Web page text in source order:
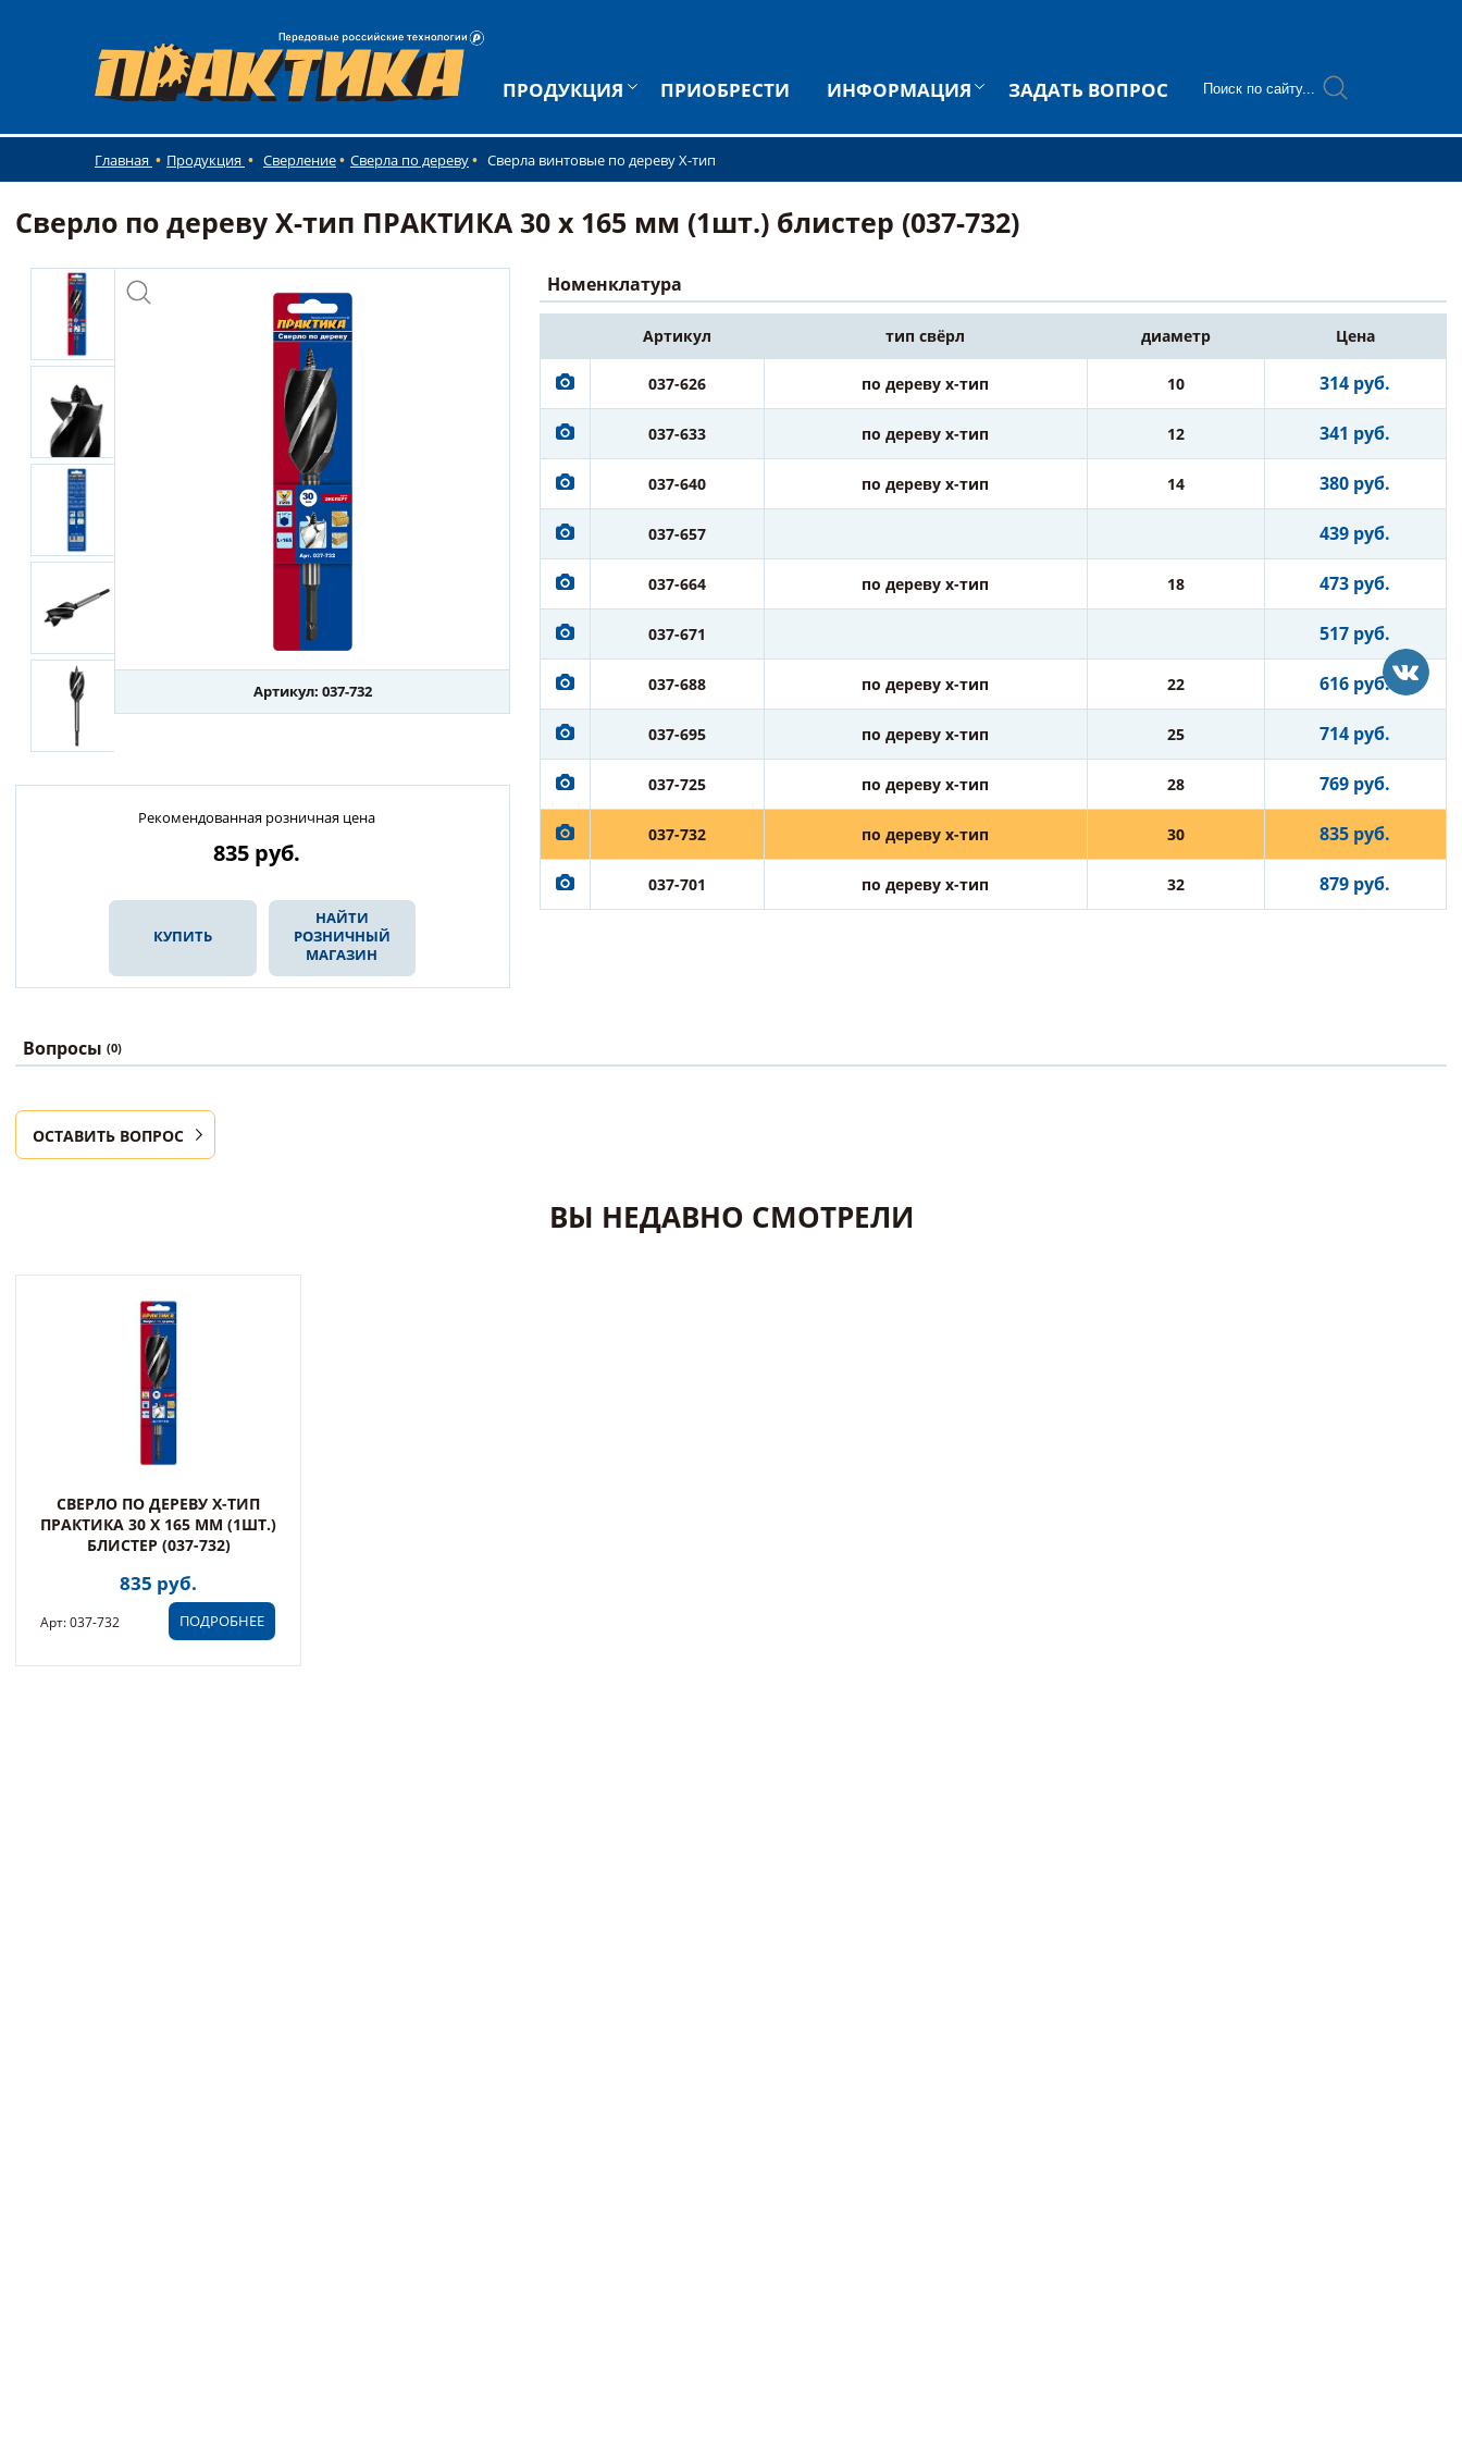
ПРОДУКЦИЯ ПРИОБРЕСТИ ИНФОРМАЦИЯ ЗАДАТЬ ВОПРОС
Главная Продукция Сверление Сверла по дереву Сверла винтовые по дереву X-тип
Сверло по дереву Х-тип ПРАКТИКА 30 х 165 мм (1шт.) блистер (037-732)
Артикул: 037-732
Рекомендованная розничная цена
835 руб.
КУПИТЬ
НАЙТИ
РОЗНИЧНЫЙ
МАГАЗИН
Номенклатура
Артикул тип свёрл диаметр Цена
037-626 по дереву х-тип 10 314 руб.
037-633 по дереву х-тип 12 341 руб.
037-640 по дереву х-тип 14 380 руб.
037-657 439 руб.
037-664 по дереву х-тип 18 473 руб.
037-671 517 руб.
037-688 по дереву х-тип 22 616 руб.
037-695 по дереву х-тип 25 714 руб.
037-725 по дереву х-тип 28 769 руб.
037-732 по дереву х-тип 30 835 руб.
037-701 по дереву х-тип 32 879 руб.
Вопросы (0)
ОСТАВИТЬ ВОПРОС
ВЫ НЕДАВНО СМОТРЕЛИ
СВЕРЛО ПО ДЕРЕВУ Х-ТИП
ПРАКТИКА 30 Х 165 ММ (1ШТ.)
БЛИСТЕР (037-732)
835 руб.
ПОДРОБНЕЕ
Арт: 037-732